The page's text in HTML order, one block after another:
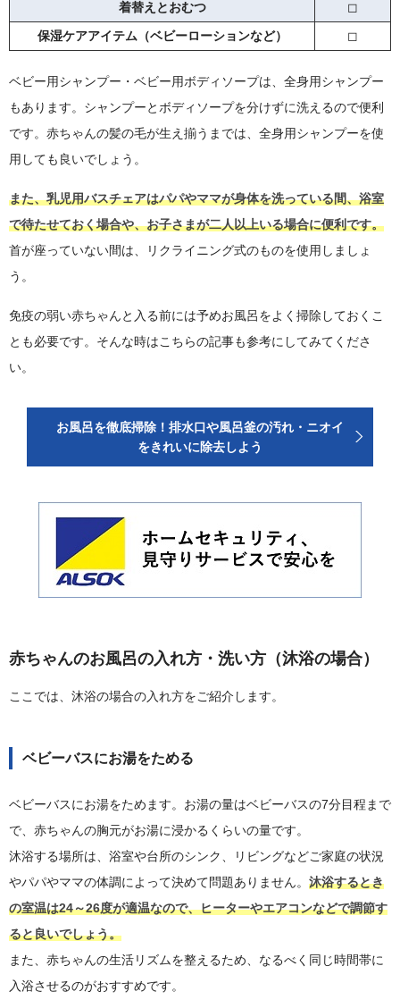
着替えとおむつ
◻︎
保湿ケアアイテム（ベビーローションなど）
◻︎
ベビー用シャンプー・ベビー用ボディソープは、全身用シャンプー
もあります。シャンプーとボディソープを分けずに洗えるので便利
です。赤ちゃんの髪の毛が生え揃うまでは、全身用シャンプーを使
用しても良いでしょう。
また、乳児用バスチェアはパパやママが身体を洗っている間、浴室
で待たせておく場合や、お子さまが二人以上いる場合に便利です。
首が座っていない間は、リクライニング式のものを使用しましょ
う。
免疫の弱い赤ちゃんと入る前には予めお風呂をよく掃除しておくこ
とも必要です。そんな時はこちらの記事も参考にしてみてくださ
い。
お風呂を徹底掃除！排水口や風呂釜の汚れ・ニオイ
をきれいに除去しよう
赤ちゃんのお風呂の入れ方・洗い方（沐浴の場合）
ここでは、沐浴の場合の入れ方をご紹介します。
ベビーバスにお湯をためる
ベビーバスにお湯をためます。お湯の量はベビーバスの7分目程まで
で、赤ちゃんの胸元がお湯に浸かるくらいの量です。
沐浴する場所は、浴室や台所のシンク、リビングなどご家庭の状況
やパパやママの体調によって決めて問題ありません。 沐浴するとき
の室温は24～26度が適温なので、ヒーターやエアコンなどで調節す
ると良いでしょう。
また、赤ちゃんの生活リズムを整えるため、なるべく同じ時間帯に
入浴させるのがおすすめです。